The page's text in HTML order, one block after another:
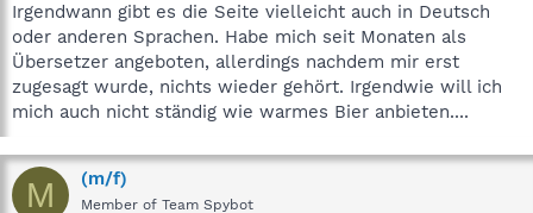
Irgendwann gibt es die Seite vielleicht auch in Deutsch
oder anderen Sprachen. Habe mich seit Monaten als
Übersetzer angeboten, allerdings nachdem mir erst
zugesagt wurde, nichts wieder gehört. Irgendwie will ich
mich auch nicht ständig wie warmes Bier anbieten....
M (m/f)
Member of Team Spybot